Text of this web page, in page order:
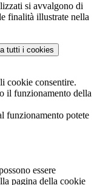
si avvalgono di
finalità illustrate nella
tutti i cookies
cookie consentire.
il funzionamento della
funzionamento potete
essere
pagina della cookie